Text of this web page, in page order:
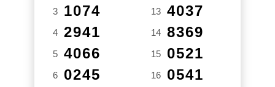
3 1074
4 2941
5 4066
6 0245
13 4037
14 8369
15 0521
16 0541